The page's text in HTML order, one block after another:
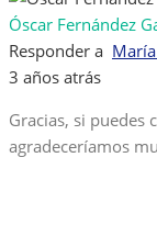
Óscar Fernández
Responder a
3 años atrás
Gracias, si puedes
agradeceríamos